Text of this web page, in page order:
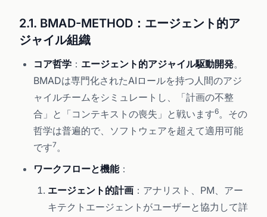
2.1. BMAD-METHOD：エージェント的ア
ジャイル組織
コア哲学 ： エージェント的アジャイル駆動開発。
BMADは専門化されたAIロールを持つ人間のアジ
ャイルチームをシミュレートし、「計画の不整
合」と「コンテキストの喪失」と戦います6。その
哲学は普遍的で、ソフトウェアを超えて適用可能
です7。
ワークフローと機能：
エージェント的計画 ：アナリスト、PM、アー
キテクトエージェントがユーザーと協力して詳